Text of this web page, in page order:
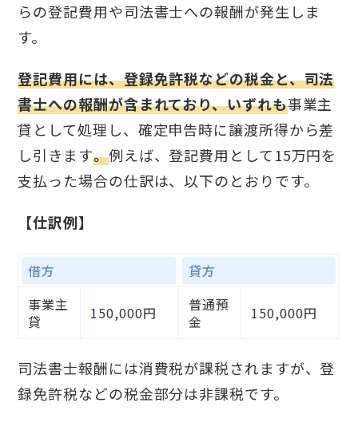
らの登記費用や司法書士への報酬が発生しま
す。
登記費用には、登録免許税などの税金と、司法
書士への報酬が含まれており、いずれも事業主
貸として処理し、確定申告時に譲渡所得から差
し引きます。例えば、登記費用として15万円を
支払った場合の仕訳は、以下のとおりです。
【仕訳例】
借方
貸方
事業主
貸
150,000円
普通預
金
150,000円
司法書士報酬には消費税が課税されますが、登
録免許税などの税金部分は非課税です。